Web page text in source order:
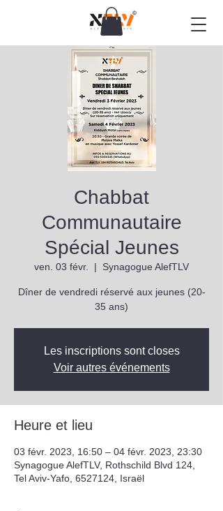
Chabbat
Communautaire
Spécial Jeunes
ven. 03 févr.
  |
Synagogue AlefTLV
Dîner de vendredi réservé aux jeunes (20-
35 ans)
Les inscriptions sont closes
Voir autres événements
Heure et lieu
03 févr. 2023, 16:50 – 04 févr. 2023, 23:30
Synagogue AlefTLV, Rothschild Blvd 124,
Tel Aviv-Yafo, 6527124, Israël